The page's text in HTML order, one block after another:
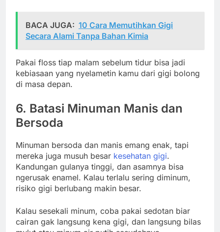
BACA JUGA: 10 Cara Memutihkan Gigi
Secara Alami Tanpa Bahan Kimia
Pakai floss tiap malam sebelum tidur bisa jadi
kebiasaan yang nyelametin kamu dari gigi bolong
di masa depan.
6. Batasi Minuman Manis dan
Bersoda
Minuman bersoda dan manis emang enak, tapi
mereka juga musuh besar kesehatan gigi.
Kandungan gulanya tinggi, dan asamnya bisa
ngerusak enamel. Kalau terlalu sering diminum,
risiko gigi berlubang makin besar.
Kalau sesekali minum, coba pakai sedotan biar
cairan gak langsung kena gigi, dan langsung bilas